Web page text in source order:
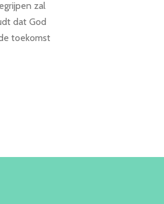
zal
dat God
toekomst